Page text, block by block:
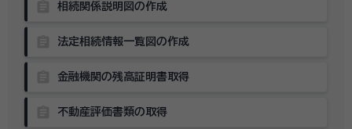
相続関係説明図の作成
法定相続情報一覧図の作成
金融機関の残高証明書取得
不動産評価書類の取得